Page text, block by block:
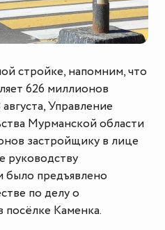
стройке, напомним, что
626 миллионов
Управление
Мурманской области
застройщику в лице
было предъявлено
по делу о
посёлке Каменка.